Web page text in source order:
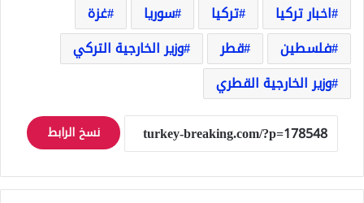
اخبار تركيا تركيا سوريا
غزة
فلسطين
قطر
وزير الخارجية التركي
وزير الخارجية القطري
نسخ الرابط